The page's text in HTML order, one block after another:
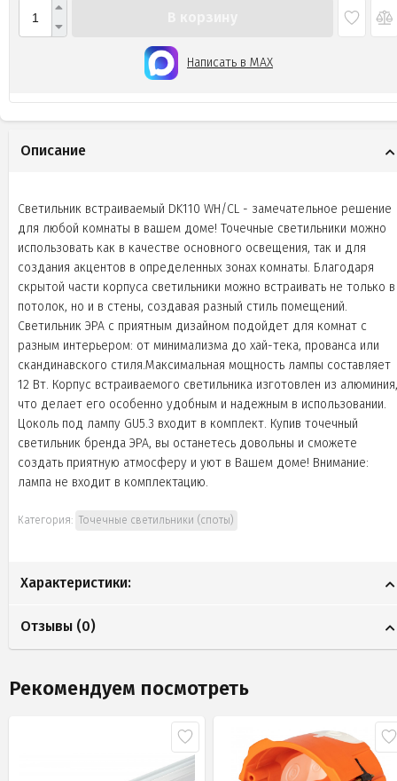
Написать в MAX
Описание
Светильник встраиваемый DK110 WH/CL - замечательное решение
для любой комнаты в вашем доме! Точечные светильники можно
использовать как в качестве основного освещения, так и для
создания акцентов в определенных зонах комнаты. Благодаря
скрытой части корпуса светильники можно встраивать не только в
потолок, но и в стены, создавая разный стиль помещений.
Светильник ЭРА с приятным дизайном подойдет для комнат с
разным интерьером: от минимализма до хай-тека, прованса или
скандинавского стиля.Максимальная мощность лампы составляет
12 Вт. Корпус встраиваемого светильника изготовлен из алюминия,
что делает его особенно удобным и надежным в использовании.
Цоколь под лампу GU5.3 входит в комплект. Купив точечный
светильник бренда ЭРА, вы останетесь довольны и сможете
создать приятную атмосферу и уют в Вашем доме! Внимание:
лампа не входит в комплектацию.
Категория: Точечные светильники (споты)
Характеристики:
Отзывы (0)
Рекомендуем посмотреть